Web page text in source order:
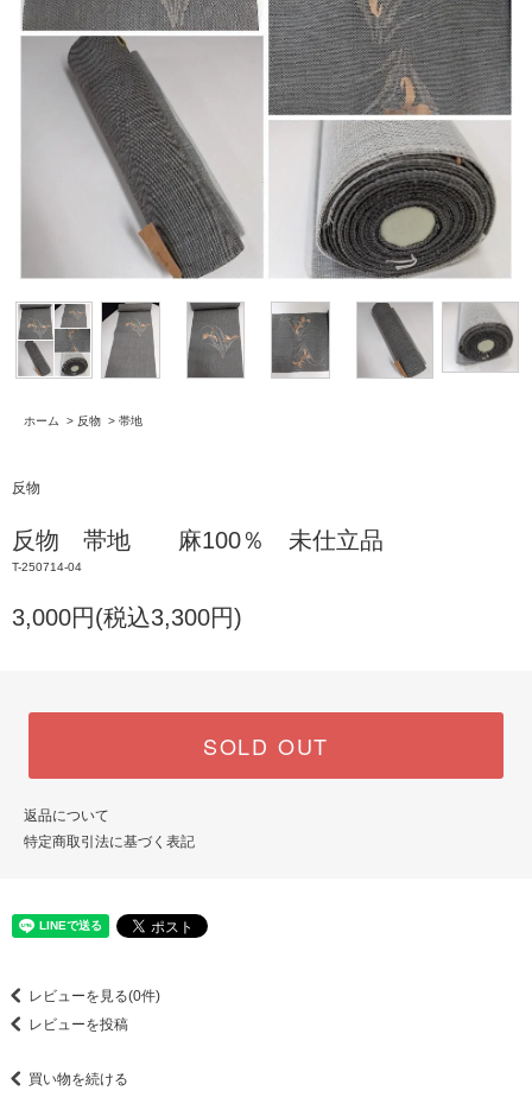
ホーム > 反物 > 帯地
反物
反物 帯地 麻100％ 未仕立品
T-250714-04
3,000円(税込3,300円)
SOLD OUT
返品について
特定商取引法に基づく表記
レビューを見る(0件)
レビューを投稿
買い物を続ける